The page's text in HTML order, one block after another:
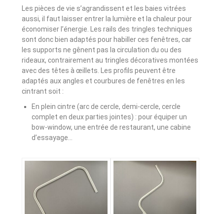
Les pièces de vie s’agrandissent et les baies vitrées
aussi, il faut laisser entrer la lumière et la chaleur pour
économiser l’énergie. Les rails des tringles techniques
sont donc bien adaptés pour habiller ces fenêtres, car
les supports ne gênent pas la circulation du ou des
rideaux, contrairement au tringles décoratives montées
avec des têtes à œillets. Les profils peuvent être
adaptés aux angles et courbures de fenêtres en les
cintrant soit :
En plein cintre (arc de cercle, demi-cercle, cercle
complet en deux parties jointes) : pour équiper un
bow-window, une entrée de restaurant, une cabine
d’essayage…